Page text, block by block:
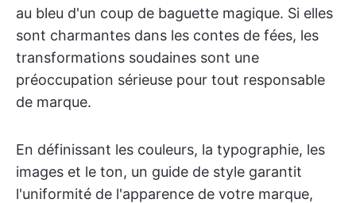
au bleu d'un coup de baguette magique. Si elles
sont charmantes dans les contes de fées, les
transformations soudaines sont une
préoccupation sérieuse pour tout responsable
de marque.
En définissant les couleurs, la typographie, les
images et le ton, un guide de style garantit
l'uniformité de l'apparence de votre marque,